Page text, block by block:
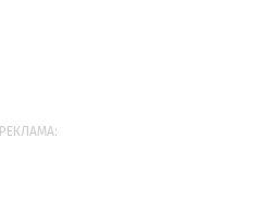
РЕКЛАМА: